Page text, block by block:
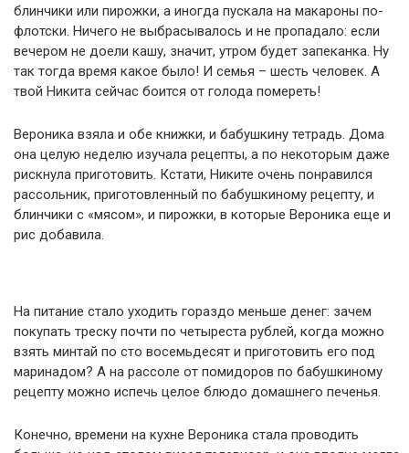
блинчики или пирожки, а иногда пускала на макароны по-
флотски. Ничего не выбрасывалось и не пропадало: если
вечером не доели кашу, значит, утром будет запеканка. Ну
так тогда время какое было! И семья – шесть человек. А
твой Никита сейчас боится от голода помереть!
Вероника взяла и обе книжки, и бабушкину тетрадь. Дома
она целую неделю изучала рецепты, а по некоторым даже
рискнула приготовить. Кстати, Никите очень понравился
рассольник, приготовленный по бабушкиному рецепту, и
блинчики с «мясом», и пирожки, в которые Вероника еще и
рис добавила.
На питание стало уходить гораздо меньше денег: зачем
покупать треску почти по четыреста рублей, когда можно
взять минтай по сто восемьдесят и приготовить его под
маринадом? А на рассоле от помидоров по бабушкиному
рецепту можно испечь целое блюдо домашнего печенья.
Конечно, времени на кухне Вероника стала проводить